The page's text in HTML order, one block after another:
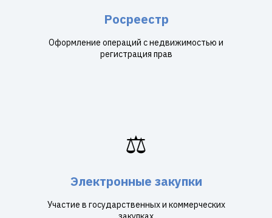
Росреестр
Оформление операций с недвижимостью и
регистрация прав
⚖️
Электронные закупки
Участие в государственных и коммерческих